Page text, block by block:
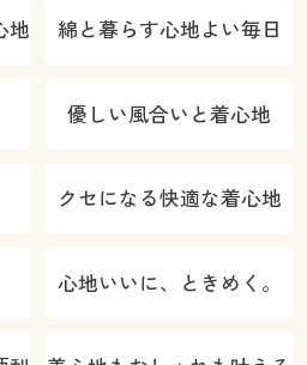
地 綿と暮らす心地よい毎日
優しい風合いと着心地
クセになる快適な着心地
心地いいに、ときめく。